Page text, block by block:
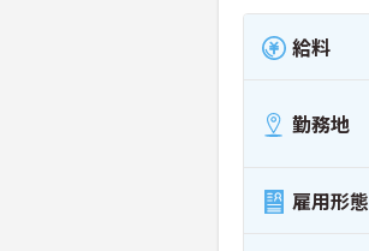
給料
勤務地
雇用形態